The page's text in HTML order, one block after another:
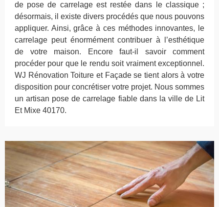
de pose de carrelage est restée dans le classique ;
désormais, il existe divers procédés que nous pouvons
appliquer. Ainsi, grâce à ces méthodes innovantes, le
carrelage peut énormément contribuer à l’esthétique
de votre maison. Encore faut-il savoir comment
procéder pour que le rendu soit vraiment exceptionnel.
WJ Rénovation Toiture et Façade se tient alors à votre
disposition pour concrétiser votre projet. Nous sommes
un artisan pose de carrelage fiable dans la ville de Lit
Et Mixe 40170.